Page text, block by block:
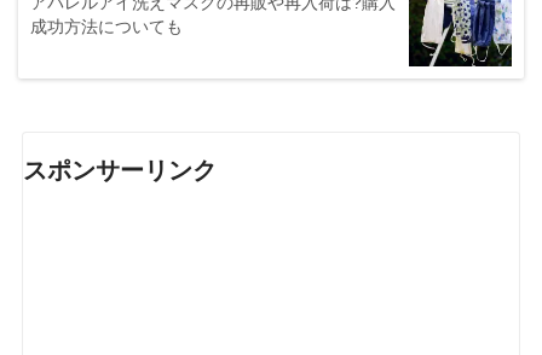
成功方法についても
スポンサーリンク